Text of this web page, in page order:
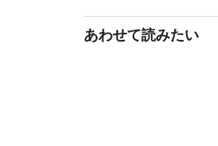
あわせて読みたい